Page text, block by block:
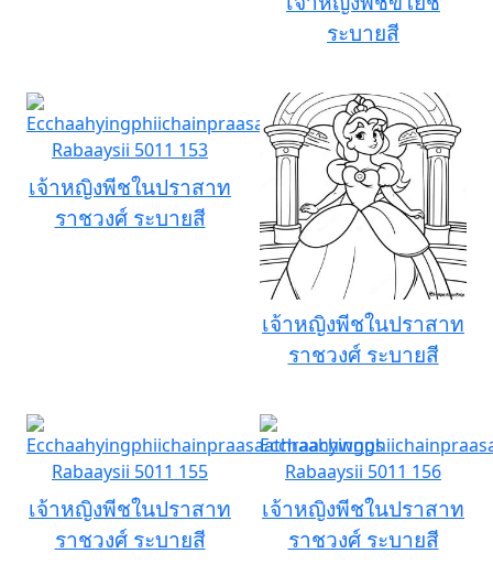
ระบายสี
เจ้าหญิงพีชในปราสาท
ราชวงศ์ ระบายสี
เจ้าหญิงพีชในปราสาท
ราชวงศ์ ระบายสี
เจ้าหญิงพีชในปราสาท
ราชวงศ์ ระบายสี
เจ้าหญิงพีชในปราสาท
ราชวงศ์ ระบายสี